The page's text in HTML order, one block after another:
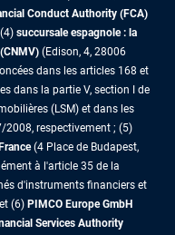
Conduct Authority (FCA)
succursale espagnole : la
(Edison, 4, 28006
dans les articles 168 et
dans la partie V, section I de
(LSM) et dans les
respectivement ; (5)
(4 Place de Budapest,
à l'article 35 de la
d'instruments financiers et
(6) PIMCO Europe GmbH
Services Authority